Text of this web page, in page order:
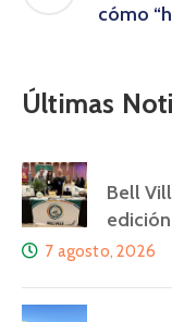
cómo
Últimas
Bell
7 agosto, 2026